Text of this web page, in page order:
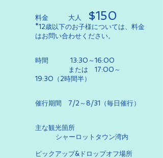
料金 ​ 大人 $150
*12歳以下のお子様については、料金
はお問い合わせください。
時間 13:30～16:00
または 17:00～
19:30（2時間半）
催行期間 7/2～8/31（毎日催行）
主な観光箇所
シャーロットタウン湾内
ピックアップ&ドロップオフ場所